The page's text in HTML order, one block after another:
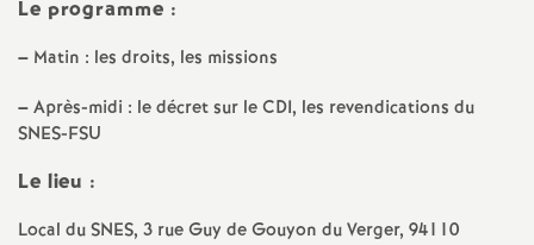
a
Le programme :
– Matin : les droits, les missions
–Après-midi : le décret sur le CDI, les revendications du
SNES-FSU
Le lieu :
Local du SNES, 3 rue Guy de Gouyon du Verger, 94110